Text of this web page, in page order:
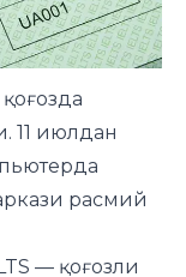
11 июлдан
расмий
— қоғозли